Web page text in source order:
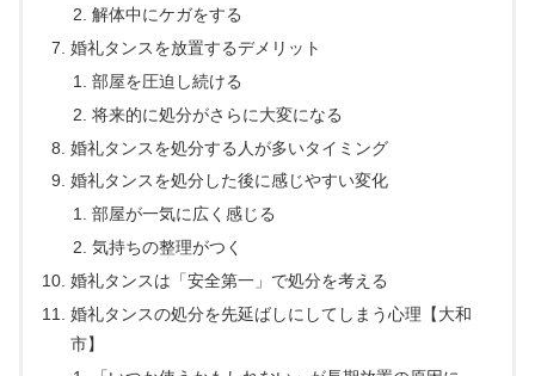
解体中にケガをする
婚礼タンスを放置するデメリット
部屋を圧迫し続ける
将来的に処分がさらに大変になる
婚礼タンスを処分する人が多いタイミング
婚礼タンスを処分した後に感じやすい変化
部屋が一気に広く感じる
気持ちの整理がつく
婚礼タンスは「安全第一」で処分を考える
婚礼タンスの処分を先延ばしにしてしまう心理【大和
市】